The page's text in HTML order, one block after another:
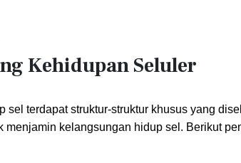
Kehidupan Seluler
terdapat struktur-struktur khusus yang
kelangsungan hidup sel. Berikut